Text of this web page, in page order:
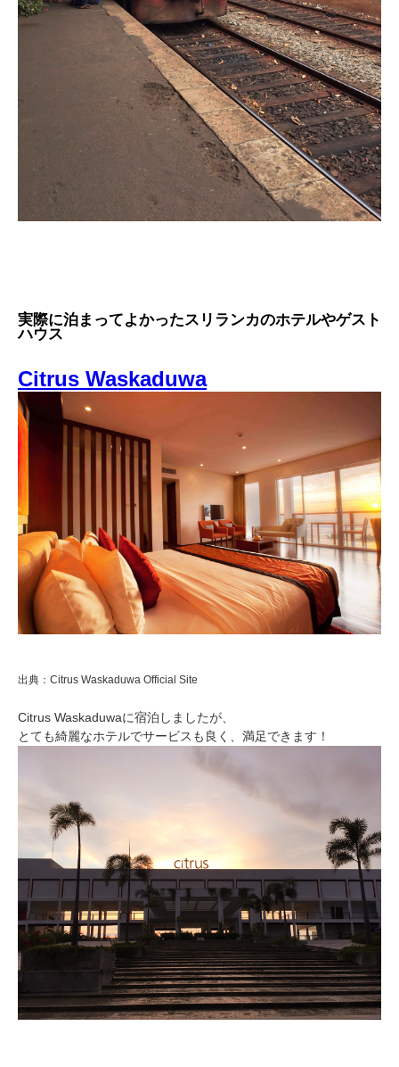
実際に泊まってよかったスリランカのホテルやゲスト
ハウス
Citrus Waskaduwa
出典：Citrus Waskaduwa Official Site
Citrus Waskaduwaに宿泊しましたが、
とても綺麗なホテルでサービスも良く、満足できます！